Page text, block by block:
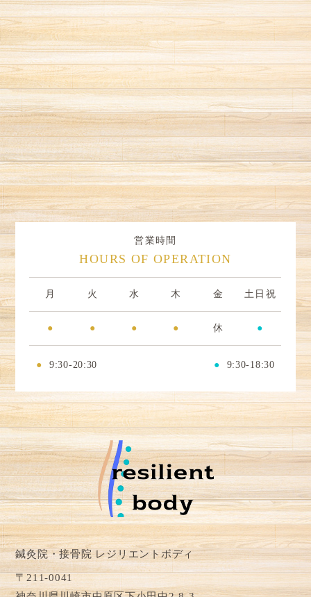
営業時間
HOURS OF OPERATION
月 火 水 木 金 土日祝
● ● ● ● 休 ●
● 9:30-20:30 ● 9:30-18:30
鍼灸院・接骨院 レジリエントボディ
〒211-0041